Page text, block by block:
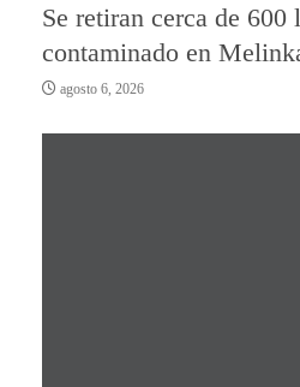
Se retiran cerca de 600
contaminado en
agosto 6, 2026